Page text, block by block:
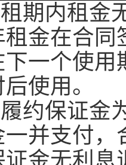
期内租金
租金在合同
下一个使用
使用。
约保证金
一并支付，
证金无利 息